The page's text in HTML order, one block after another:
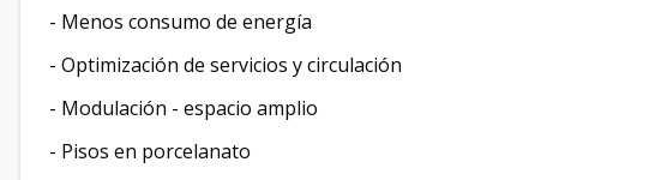
- Menos consumo de energía
- Optimización de servicios y circulación
- Modulación - espacio amplio
- Pisos en porcelanato